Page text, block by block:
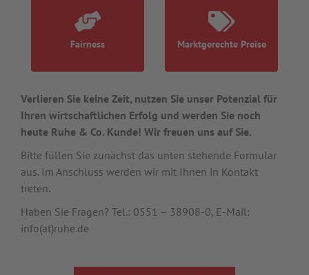
Fairness Marktgerechte Preise
Verlieren Sie keine Zeit, nutzen Sie unser Potenzial für
Ihren wirtschaftlichen Erfolg und werden Sie noch
heute Ruhe & Co. Kunde! Wir freuen uns auf Sie.
Bitte füllen Sie zunächst das unten stehende Formular
aus. Im Anschluss werden wir mit Ihnen in Kontakt
treten.
Haben Sie Fragen? Tel.: 0551 – 38908-0, E-Mail:
info(at)ruhe.de